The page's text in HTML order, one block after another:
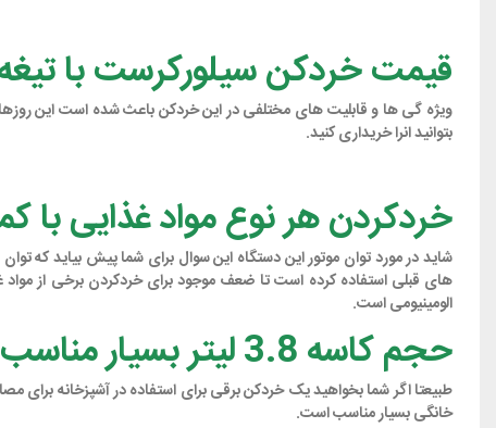
قیمت خردکن سیلورکرست با
ویژه گی ها و قابلیت های مختلفی در این خردکن باعث شده است این روزها
بتوانید انرا خریداری کنید.
خردکردن هر نوع مواد غذایی با کمک خردکن
های قبلی استفاده کرده است تا ضعف موجود برای خردکردن برخی از
الومینیومی است.
حجم کاسه 3.8 لیتر بسیار مناسب برای استفاده در آشپزخانه
خانگی بسیار مناسب است.